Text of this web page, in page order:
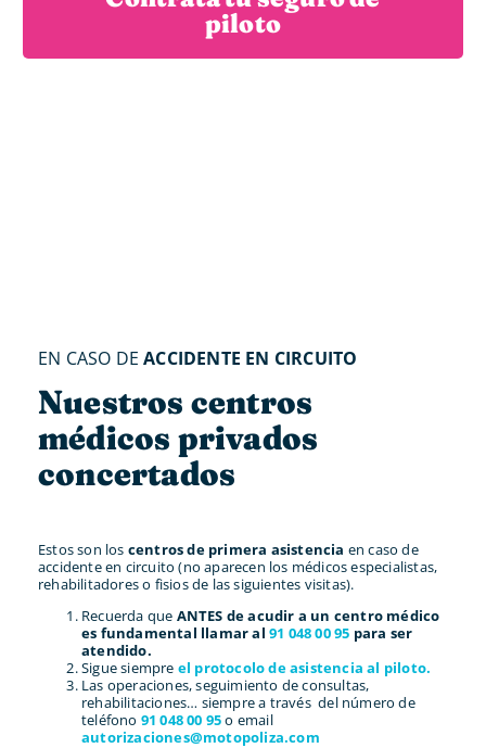
piloto
EN CASO DEACCIDENTE EN CIRCUITO
Nuestros centros
médicos privados
concertados
Estos son los centros de primera asistencia en caso de
accidente en circuito (no aparecen los médicos especialistas,
rehabilitadores o fisios de las siguientes visitas).
Recuerda que ANTES de acudir a un centro médico
es fundamental llamar al 91 048 00 95 para ser
atendido.
Sigue siempre el protocolo de asistencia al piloto.
Las operaciones, seguimiento de consultas,
rehabilitaciones… siempre a través del número de
teléfono 91 048 00 95o email
autorizaciones@motopoliza.com